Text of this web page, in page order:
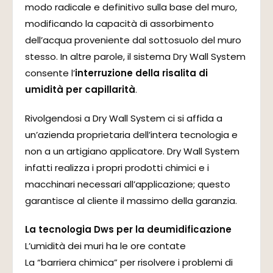
modo radicale e definitivo sulla base del muro,
modificando la capacità di assorbimento
dell’acqua proveniente dal sottosuolo del muro
stesso. In altre parole, il sistema Dry Wall System
consente l’interruzione della risalita di
umidità per capillarità.
Rivolgendosi a Dry Wall System ci si affida a
un’azienda proprietaria dell’intera tecnologia e
non a un artigiano applicatore. Dry Wall System
infatti realizza i propri prodotti chimici e i
macchinari necessari all’applicazione; questo
garantisce al cliente il massimo della garanzia.
La tecnologia Dws per la deumidificazione
L’umidità dei muri ha le ore contate
La “barriera chimica” per risolvere i problemi di